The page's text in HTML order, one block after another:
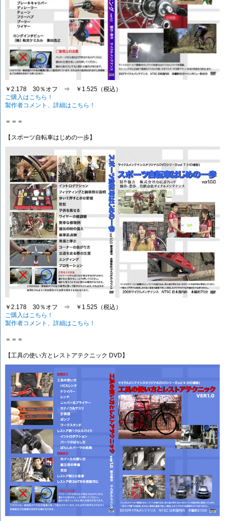
￥2.178 30％オフ ⇒ ￥1.525（税込）
ご購入はこちら！
製作者コメント、詳細はこちら！
＝＝＝
【スポーツ自転車はじめの一歩】
￥2.178 30％オフ ⇒ ￥1.525（税込）
ご購入はこちら！
製作者コメント、詳細はこちら！
＝＝＝
【工具の使い方とレストアテクニック DVD】